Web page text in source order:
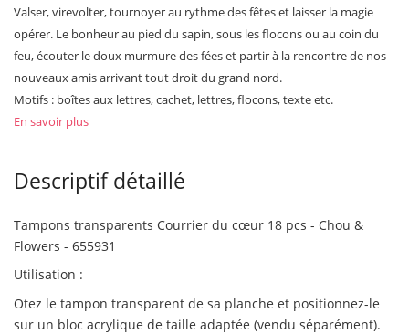
Valser, virevolter, tournoyer au rythme des fêtes et laisser la magie
opérer. Le bonheur au pied du sapin, sous les flocons ou au coin du
feu, écouter le doux murmure des fées et partir à la rencontre de nos
nouveaux amis arrivant tout droit du grand nord.
Motifs : boîtes aux lettres, cachet, lettres, flocons, texte etc.
En savoir plus
Descriptif détaillé
Tampons transparents Courrier du cœur 18 pcs - Chou &
Flowers - 655931
Utilisation :
Otez le tampon transparent de sa planche et positionnez-le
sur un bloc acrylique de taille adaptée (vendu séparément).